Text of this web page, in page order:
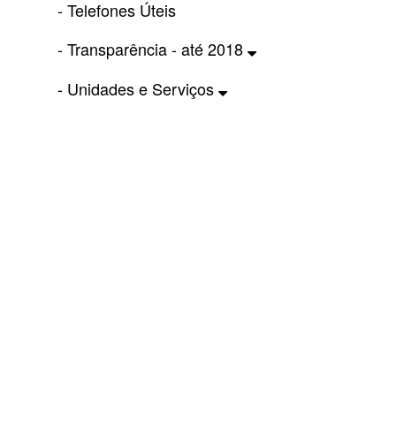
- Telefones Úteis
- Transparência - até 2018
- Unidades e Serviços